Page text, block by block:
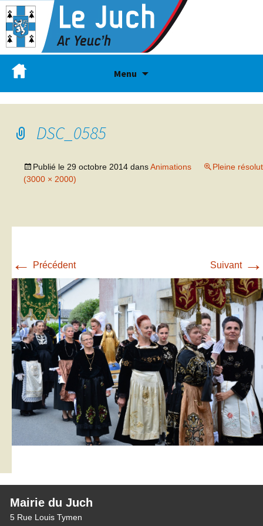
Menu
DSC_0585
Publié le 29 octobre 2014 dansAnimations
Pleine
(3000 × 2000)
← Précédent Suivant →
Mairie du Juch
5 Rue Louis Tymen